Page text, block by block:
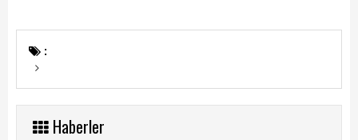
Başkanın Mesajı
Başkanın Albümü
Başkana Mesaj
:
Haberler